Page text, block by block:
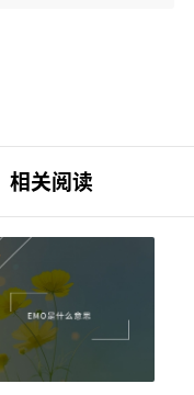
相关阅读